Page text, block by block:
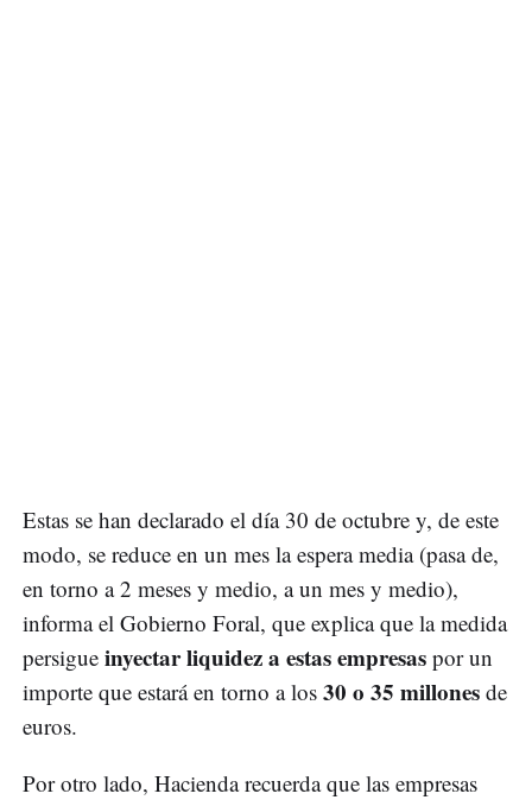
Estas se han declarado el día 30 de octubre y, de este
modo, se reduce en un mes la espera media (pasa de,
en torno a 2 meses y medio, a un mes y medio),
informa el Gobierno Foral, que explica que la medida
persigue inyectar liquidez a estas empresas por un
importe que estará en torno a los 30 o 35 millones de
euros.
Por otro lado, Hacienda recuerda que las empresas